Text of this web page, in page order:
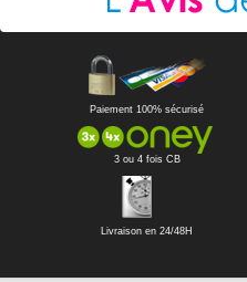
Paiement 100% sécurisé
3 ou 4 fois CB
Livraison en 24/48H